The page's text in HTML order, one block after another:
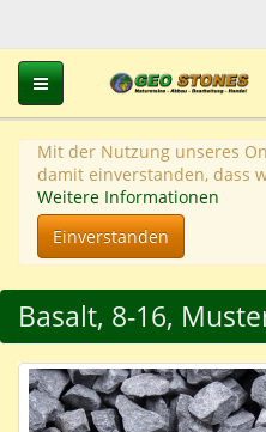
Toggle navigation
Mit der Nutzung unseres
damit einverstanden, dass
Weitere Informationen
Einverstanden
Basalt, 8-16,